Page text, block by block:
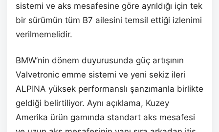
sistemi ve aks mesafesine göre ayrıldığı için tek
bir sürümün tüm B7 ailesini temsil ettiği izlenimi
verilmemelidir.
BMW’nin dönem duyurusunda güç artışının
Valvetronic emme sistemi ve yeni sekiz ileri
ALPINA yüksek performanslı şanzımanla birlikte
geldiği belirtiliyor. Aynı açıklama, Kuzey
Amerika ürün gamında standart aks mesafesi